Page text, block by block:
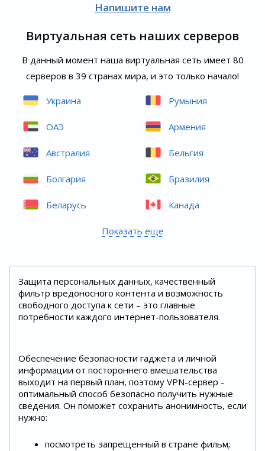
Напишите нам
Виртуальная сеть наших серверов
В данный момент наша виртуальная сеть имеет 80
серверов в 39 странах мира, и это только начало!
Украина Румыния
ОАЭ Армения
Австралия Бельгия
Болгария Бразилия
Беларусь Канада
Показать еще
Защита персональных данных, качественный
фильтр вредоносного контента и возможность
свободного доступа к сети – это главные
потребности каждого интернет-пользователя.
Обеспечение безопасности гаджета и личной
информации от постороннего вмешательства
выходит на первый план, поэтому VPN-сервер -
оптимальный способ безопасно получить нужные
сведения. Он поможет сохранить анонимность, если
нужно:
посмотреть запрещенный в стране фильм;